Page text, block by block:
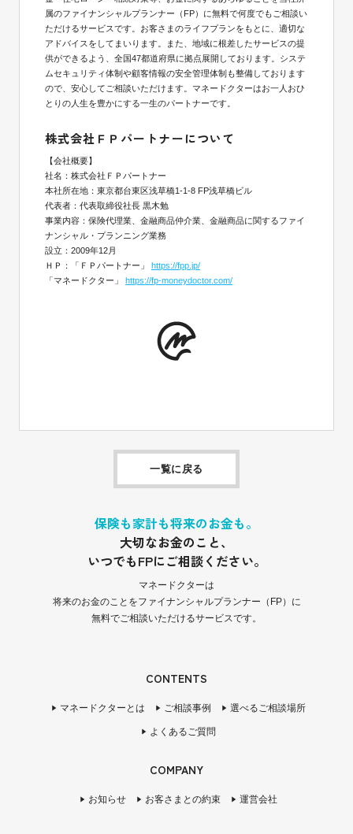
属のファイナンシャルプランナー（FP）に無料で何度でもご相談い
ただけるサービスです。お客さまのライフプランをもとに、適切な
アドバイスをしてまいります。また、地域に根差したサービスの提
供ができるよう、全国47都道府県に拠点展開しております。システ
ムセキュリティ体制や顧客情報の安全管理体制も整備しております
ので、安心してご相談いただけます。マネードクターはお一人おひ
とりの人生を豊かにする一生のパートナーです。
株式会社ＦＰパートナーについて
【会社概要】
社名：株式会社ＦＰパートナー
本社所在地：東京都台東区浅草橋1-1-8 FP浅草橋ビル
代表者：代表取締役社長 黒木勉
事業内容：保険代理業、金融商品仲介業、金融商品に関するファイ
ナンシャル・プランニング業務
設立：2009年12月
ＨＰ：「ＦＰパートナー」 https://fpp.jp/
「マネードクター」 https://fp-moneydoctor.com/
一覧に戻る
保険も家計も将来のお金も。
大切なお金のこと、
いつでもFPにご相談ください。
マネードクターは
将来のお金のことをファイナンシャルプランナー（FP）に
無料でご相談いただけるサービスです。
CONTENTS
マネードクターとは ご相談事例 選べるご相談場所
よくあるご質問
COMPANY
お知らせ お客さまとの約束 運営会社